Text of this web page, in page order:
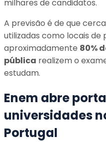
milhares de candidatos.
A previsão é de que
utilizadas como locais de
aproximadamente 80%
pública realizem o
estudam.
Enem abre
universidades
Portugal